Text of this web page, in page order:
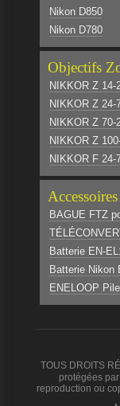
Nikon D850
Nikon D780
Objectifs
NIKKOR Z
NIKKOR Z
NIKKOR Z
NIKKOR Z
NIKKOR F
BAGUE FTZ
Batterie EN-
Batterie Nikon
ENELOOP
TOUS DROITS
protégées
reproduction ou